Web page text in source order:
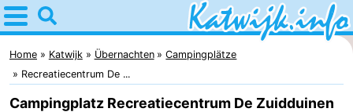
Home
Katwijk
Tipps
Home Katwijk Übernachten
Campingplätze
Recreatiecentrum De ...
Campingplatz Recreatiecentrum De Zuidduinen